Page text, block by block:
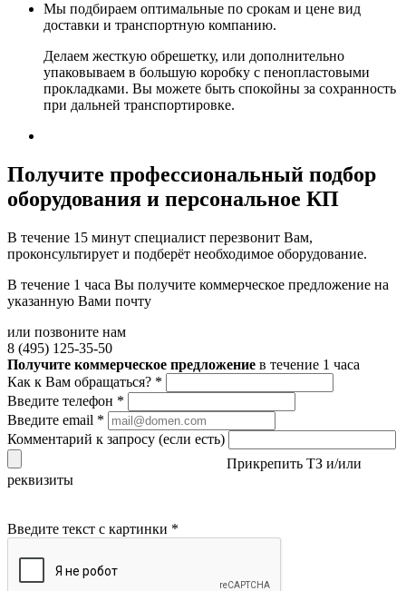
Мы подбираем оптимальные по срокам и цене вид
доставки и транспортную компанию.
Делаем жесткую обрешетку, или дополнительно
упаковываем в большую коробку с пенопластовыми
прокладками. Вы можете быть спокойны за сохранность
при дальней транспортировке.
Получите профессиональный подбор
оборудования и персональное КП
В течение 15 минут специалист перезвонит Вам,
проконсультирует и подберёт необходимое оборудование.
В течение 1 часа Вы получите коммерческое предложение на
указанную Вами почту
или позвоните нам
8 (495) 125-35-50
Получите коммерческое предложение в течение 1 часа
Как к Вам обращаться? *
Введите телефон *
Введите email *
Комментарий к запросу (если есть)
Прикрепить ТЗ и/или
реквизиты
Введите текст с картинки *